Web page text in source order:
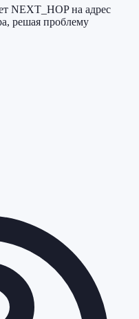
NEXT_HOP на адрес
решая проблему